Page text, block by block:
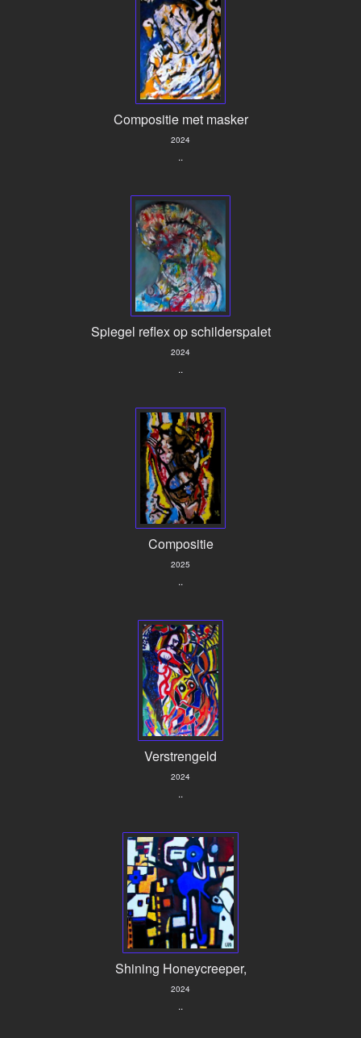
Compositie met masker
2024
..
Spiegel reflex op schilderspalet
2024
..
Compositie
2025
..
Verstrengeld
2024
..
Shining Honeycreeper,
2024
..